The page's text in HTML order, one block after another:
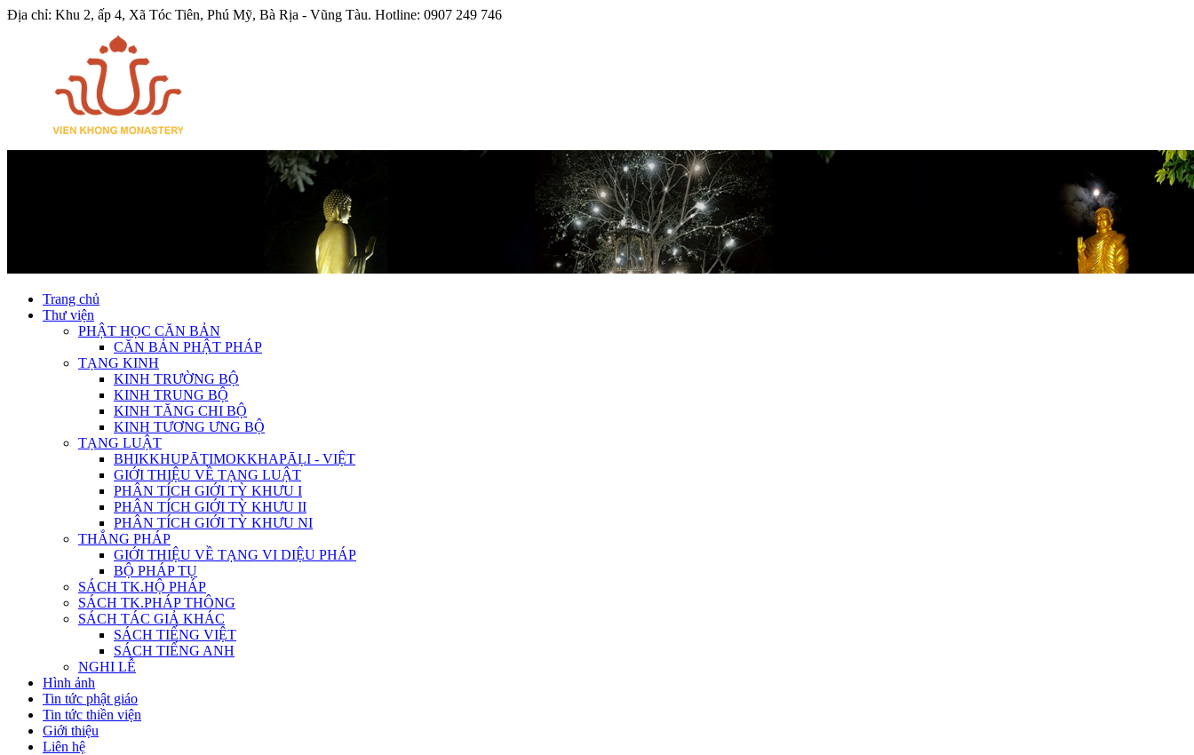
Địa chỉ: Khu 2, ấp 4, Xã Tóc Tiên, Phú Mỹ, Bà Rịa - Vũng Tàu. Hotline: 0907 249 746
Trang chủ
Thư viện
PHẬT HỌC CĂN BẢN
CĂN BẢN PHẬT PHÁP
TẠNG KINH
KINH TRƯỜNG BỘ
KINH TRUNG BỘ
KINH TĂNG CHI BỘ
KINH TƯƠNG ƯNG BỘ
TẠNG LUẬT
BHIKKHUPĀTIMOKKHAPĀḶI - VIỆT
GIỚI THIỆU VỀ TẠNG LUẬT
PHÂN TÍCH GIỚI TỲ KHƯU I
PHÂN TÍCH GIỚI TỲ KHƯU II
PHÂN TÍCH GIỚI TỲ KHƯU NI
THẮNG PHÁP
GIỚI THIỆU VỀ TẠNG VI DIỆU PHÁP
BỘ PHÁP TỤ
SÁCH TK.HỘ PHÁP
SÁCH TK.PHÁP THÔNG
SÁCH TÁC GIẢ KHÁC
SÁCH TIẾNG VIỆT
SÁCH TIẾNG ANH
NGHI LỄ
Hình ảnh
Tin tức phật giáo
Tin tức thiền viện
Giới thiệu
Liên hệ